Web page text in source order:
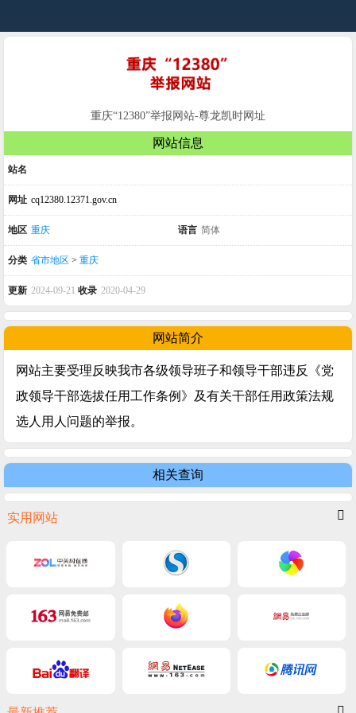
重庆“12380”举报网站-尊龙凯时网址
网站信息
站名
网址 cq12380.12371.gov.cn
地区 重庆 语言 简体
分类 省市地区 > 重庆
更新 2024-09-21 收录 2020-04-29
网站简介
网站主要受理反映我市各级领导班子和领导干部违反《党
政领导干部选拔任用工作条例》及有关干部任用政策法规
选人用人问题的举报。
相关查询
实用网站